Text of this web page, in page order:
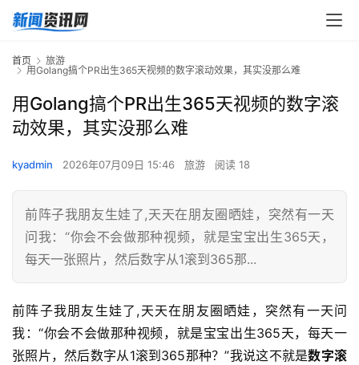
首页
旅游
用Golang搞个PR出生365天视频的数字滚动效果，其实没那么难
用Golang搞个PR出生365天视频的数字滚
动效果，其实没那么难
kyadmin 2026年07月09日 15:46 旅游 阅读 18
前阵子我朋友生娃了,天天在朋友圈晒娃，突然有一天
问我：“你会不会做那种视频，就是宝宝出生365天，
每天一张照片，然后数字从1滚到365那...
前阵子我朋友生娃了,天天在朋友圈晒娃，突然有一天问
我：“你会不会做那种视频，就是宝宝出生365天，每天一
张照片，然后数字从1滚到365那种？”我说这不就是数字滚